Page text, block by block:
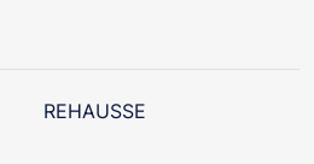
REHAUSSE